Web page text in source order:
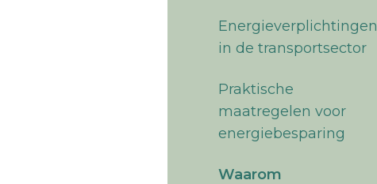
Energieverplichtingen
in de transportsector
Praktische
maatregelen voor
energiebesparing
Waarom